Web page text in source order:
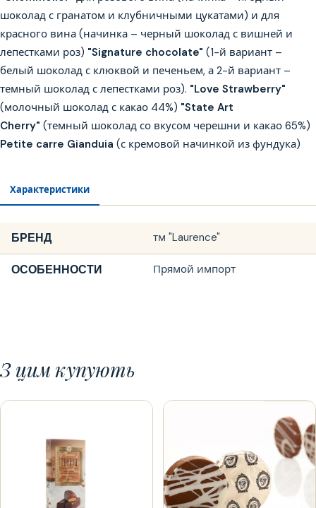
шоколад с гранатом и клубничными цукатами) и для
красного вина (начинка – черный шоколад с вишней и
лепестками роз) "Signature chocolate" (1-й вариант –
белый шоколад с клюквой и печеньем, а 2-й вариант –
темный шоколад с лепестками роз). "Love Strawberry"
(молочный шоколад с какао 44%) "State Art
Cherry" (темный шоколад со вкусом черешни и какао 65%)
Petite carre Gianduia (с кремовой начинкой из фундука)
Характеристики
БРЕНД тм "Laurence"
ОСОБЕННОСТИ Прямой импорт
З цим купують